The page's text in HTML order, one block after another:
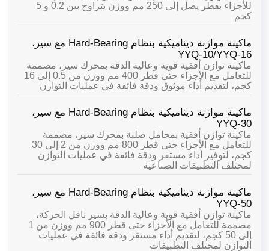
للأجزاء بقطر يصل إلى 250 مم ووزن يتراوح بين 0.2 و 5
كجم
ماكينة موازنة ديناميكية بنظام Hard-Bearing مع سير،
YYQ-10/YYQ-16
ماكينة توازن أفقية قوية وعالية الدقة بمحرك سير، مصممة
للتعامل مع الأجزاء حتى قطر 400 مم ووزن من 0.5 إلى 16
كجم، لتقديم أداء موثوق ودقة فائقة في عمليات التوازن
ماكينة موازنة ديناميكية بنظام Hard-Bearing مع سير،
YYQ-30
ماكينة توازن أفقية بمحامل صلبة بمحرك سير، مصممة
للتعامل مع الأجزاء حتى قطر 800 مم ووزن من 2 إلى 30
كجم، لتوفير أداء مستقر ودقة فائقة في عمليات التوازن
لمختلف التطبيقات الصناعية
ماكينة موازنة ديناميكية بنظام Hard-Bearing مع سير،
YYQ-50
ماكينة توازن أفقية قوية وعالية الدقة بسير ناقل الحركة،
مصممة للتعامل مع الأجزاء حتى قطر 900 مم ووزن من 1
إلى 50 كجم، لتقديم أداء مستقر ودقة فائقة في عمليات
التوازن لمختلف التطبيقات